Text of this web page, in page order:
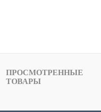
ПРОСМОТРЕННЫЕ
ТОВАРЫ